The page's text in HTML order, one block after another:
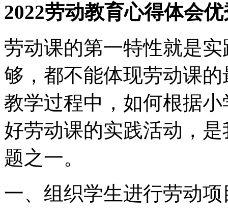
2022劳动教育心得体会
劳动课的第一特性就是
够，都不能体现劳动课
教学过程中，如何根据
好劳动课的实践活动，
题之一。
一、组织学生进行劳动